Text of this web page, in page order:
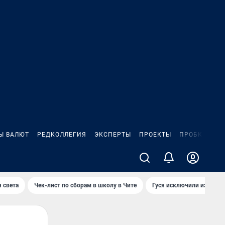
ВАЛЮТ РЕДКОЛЛЕГИЯ ЭКСПЕРТЫ ПРОЕКТЫ ПРОБКИ
света Чек-лист по сборам в школу в Чите Гуся исключили из